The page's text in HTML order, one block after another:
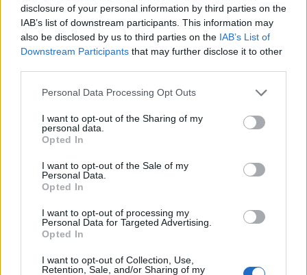
disclosure of your personal information by third parties on the
IAB’s list of downstream participants. This information may
also be disclosed by us to third parties on the IAB’s List of
Downstream Participants that may further disclose it to other
Personal Data Processing Opt Outs
I want to opt-out of the Sharing of my
personal data.
Opted In
I want to opt-out of the Sale of my
Personal Data.
Opted In
I want to opt-out of processing my
Personal Data for Targeted Advertising.
Opted In
I want to opt-out of Collection, Use,
Retention, Sale, and/or Sharing of my
Většina koupališť na Příbramsku nabízí
výborné podmínky. Horší voda je jen na
Živohošti
Zpravodajství
Příbram modernizuje parkovací automaty.
Zpravodajství
Obce nově získají body i za předcházení
vzniku odpadu